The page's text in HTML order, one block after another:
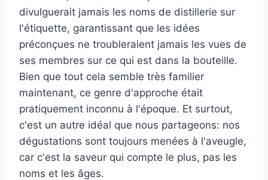
divulguerait jamais les noms de distillerie sur
l'étiquette, garantissant que les idées
préconçues ne troubleraient jamais les vues de
ses membres sur ce qui est dans la bouteille.
Bien que tout cela semble très familier
maintenant, ce genre d'approche était
pratiquement inconnu à l'époque. Et surtout,
c'est un autre idéal que nous partageons: nos
dégustations sont toujours menées à l'aveugle,
car c'est la saveur qui compte le plus, pas les
noms et les âges.